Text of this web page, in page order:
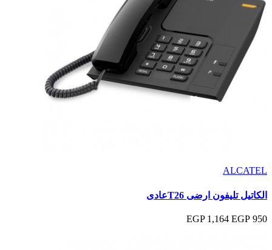
ALCATEL
الكاتيل تليفون ارضى T26عادى
950 EGP
1,164 EGP